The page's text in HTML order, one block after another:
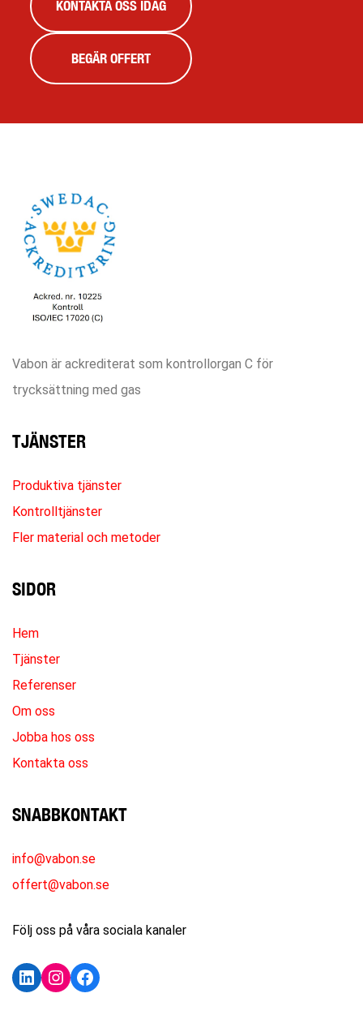
KONTAKTA OSS IDAG
BEGÄR OFFERT
Vabon är ackrediterat som kontrollorgan C för
trycksättning med gas
TJÄNSTER
Produktiva tjänster
Kontrolltjänster
Fler material och metoder
SIDOR
Hem
Tjänster
Referenser
Om oss
Jobba hos oss
Kontakta oss
SNABBKONTAKT
info@vabon.se
offert@vabon.se
Följ oss på våra sociala kanaler
LinkedIn
Instagram
Facebook